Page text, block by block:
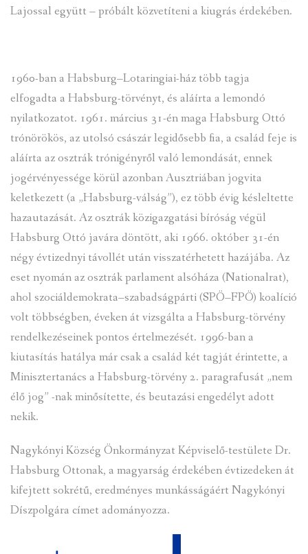
Lajossal együtt – próbált közvetíteni a kiugrás érdekében.
1960-ban a Habsburg–Lotaringiai-ház több tagja
elfogadta a Habsburg-törvényt, és aláírta a lemondó
nyilatkozatot. 1961. március 31-én maga Habsburg Ottó
trónörökös, az utolsó császár legidősebb fia, a család feje is
aláírta az osztrák trónigényről való lemondását, ennek
jogérvényessége körül azonban Ausztriában jogvita
keletkezett (a „Habsburg-válság”), ez több évig késleltette
hazautazását. Az osztrák közigazgatási bíróság végül
Habsburg Ottó javára döntött, aki 1966. október 31-én
négy évtizednyi távollét után visszatérhetett hazájába. Az
eset nyomán az osztrák parlament alsóháza (Nationalrat),
ahol szociáldemokrata–szabadságpárti (SPÖ–FPÖ) koalíció
volt többségben, éveken át vizsgálta a Habsburg-törvény
rendelkezéseinek pontos értelmezését. 1996-ban a
kiutasítás hatálya már csak a család két tagját érintette, a
Minisztertanács a Habsburg-törvény 2. paragrafusát „nem
élő jog” -nak minősítette, és beutazási engedélyt adott
nekik.
Nagykónyi Község Önkormányzat Képviselő-testülete Dr.
Habsburg Ottonak, a magyarság érdekében évtizedeken át
kifejtett sokrétű, eredményes munkásságáért Nagykónyi
Díszpolgára címet adományozza.